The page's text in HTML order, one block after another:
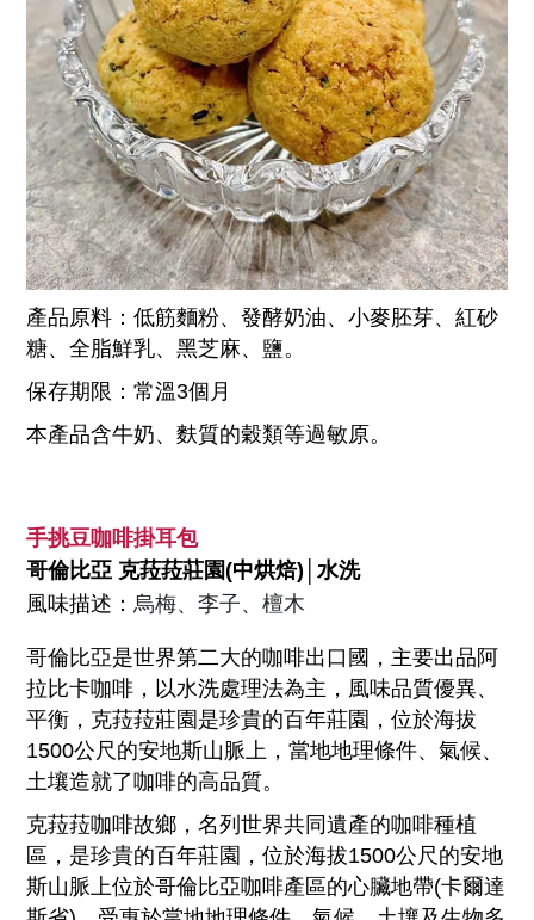
產品原料：低筋麵粉、發酵奶油、小麥胚芽、紅砂
糖、全脂鮮乳、黑芝麻、鹽。
保存期限：常溫3個月
本產品含牛奶、麩質的穀類等過敏原。
手挑豆咖啡掛耳包
哥倫比亞 克菈菈莊園(中烘焙)│水洗
風味描述： 烏梅、李子、檀木
哥倫比亞是世界第二大的咖啡出口國，主要出品阿
拉比卡咖啡，以水洗處理法為主，風味品質優異、
平衡，克菈菈莊園是珍貴的百年莊園，位於海拔
1500公尺的安地斯山脈上，當地地理條件、氣候、
土壤造就了咖啡的高品質。
克菈菈咖啡故鄉，名列世界共同遺產的咖啡種植
區，是珍貴的百年莊園，位於海拔1500公尺的安地
斯山脈上位於哥倫比亞咖啡產區的心臟地帶(卡爾達